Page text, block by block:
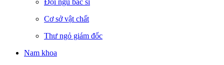
Đội ngũ bác sĩ
Cơ sở vật chất
Thư ngỏ giám đốc
Nam khoa